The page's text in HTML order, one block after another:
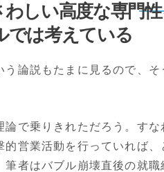
しい高度な専門
では考えている
論説もたまに見るので、そ
で乗りきれただろう。すな
営業活動を行っていれば、
者はバブル崩壊直後の就職